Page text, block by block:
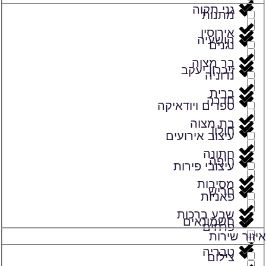
מתנות
נגנים
נדוניה
ספרים ויודאיקה
עיצוב אירועים
עיצובי פירות
פאניות
פרחים
צילום
גני תקוה
הושעיה
זיכרון יעקב
חדרה
חולון
חיפה
חריש
חשמונאים
טבריה
אירוסין
בר מצוה
ברית
בת מצוה
חתונה
מסיבות
שבע ברכות
איזור שירות